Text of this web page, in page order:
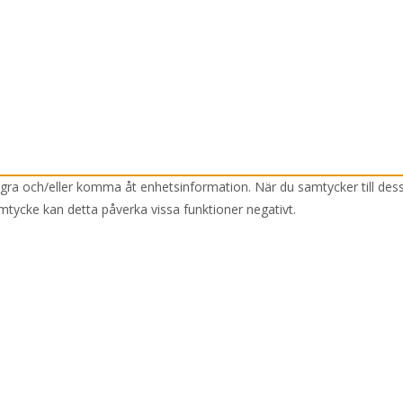
och/eller komma åt enhetsinformation. När du samtycker till
kan detta påverka vissa funktioner negativt.